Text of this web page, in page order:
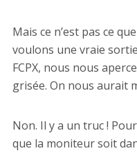
Mais ce n’est pas ce
voulons une vraie
FCPX, nous nous
grisée. On nous aurait
Non. Il y a un truc !
que la moniteur soit